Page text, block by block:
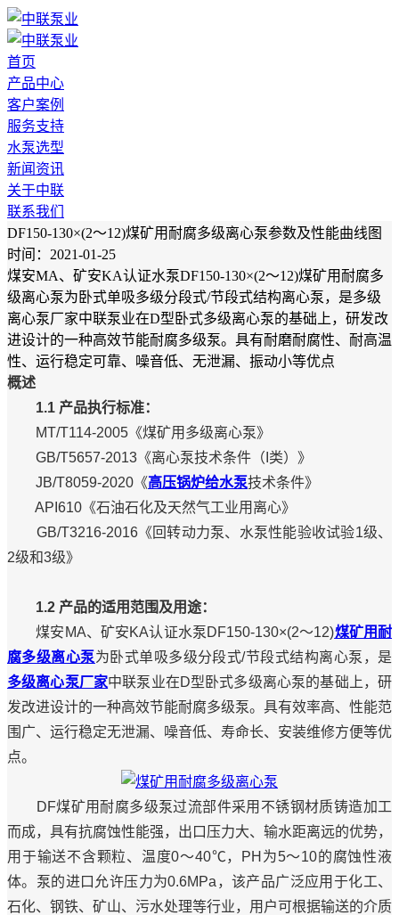
首页
产品中心
客户案例
服务支持
水泵选型
新闻资讯
关于中联
联系我们
DF150-130×(2～12)煤矿用耐腐多级离心泵参数及性能曲线图
时间：2021-01-25
煤安MA、矿安KA认证水泵DF150-130×(2～12)煤矿用耐腐多
级离心泵为卧式单吸多级分段式/节段式结构离心泵，是多级
离心泵厂家中联泵业在D型卧式多级离心泵的基础上，研发改
进设计的一种高效节能耐腐多级泵。具有耐磨耐腐性、耐高温
性、运行稳定可靠、噪音低、无泄漏、振动小等优点
概述
1.1 产品执行标准：
MT/T114-2005《煤矿用多级离心泵》
GB/T5657-2013《离心泵技术条件（I类）》
JB/T8059-2020《高压锅炉给水泵技术条件》
API610《石油石化及天然气工业用离心》
GB/T3216-2016《回转动力泵、水泵性能验收试验1级、
2级和3级》
1.2 产品的适用范围及用途：
煤安MA、矿安KA认证水泵DF150-130×(2～12)煤矿用耐
腐多级离心泵为卧式单吸多级分段式/节段式结构离心泵，是
多级离心泵厂家中联泵业在D型卧式多级离心泵的基础上，研
发改进设计的一种高效节能耐腐多级泵。具有效率高、性能范
围广、运行稳定无泄漏、噪音低、寿命长、安装维修方便等优
点。
DF煤矿用耐腐多级泵过流部件采用不锈钢材质铸造加工
而成，具有抗腐蚀性能强，出口压力大、输水距离远的优势，
用于输送不含颗粒、温度0～40℃，PH为5～10的腐蚀性液
体。泵的进口允许压力为0.6MPa，该产品广泛应用于化工、
石化、钢铁、矿山、污水处理等行业，用户可根据输送的介质